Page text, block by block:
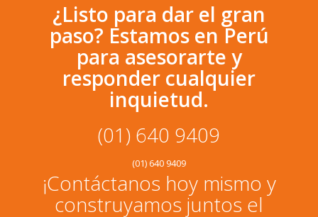
¿Listo para dar el gran
paso? Estamos en Perú
para asesorarte y
responder cualquier
inquietud.
(01) 640 9409
(01) 640 9409
¡Contáctanos hoy mismo y
construyamos juntos el